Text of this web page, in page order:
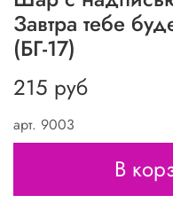
арт. 9003
Завтра тебе
(БГ-17)
215 руб
В